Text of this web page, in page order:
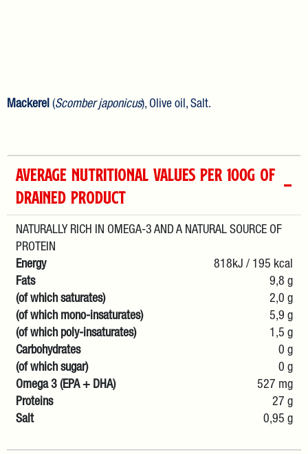
Mackerel (Scomber japonicus), Olive oil, Salt.
AVERAGE NUTRITIONAL VALUES PER 100G OF
DRAINED PRODUCT
NATURALLY RICH IN OMEGA-3 AND A NATURAL SOURCE OF
PROTEIN
Energy
818kJ / 195 kcal
Fats
9,8 g
(of which saturates)
2,0 g
(of which mono-insaturates)
5,9 g
(of which poly-insaturates)
1,5 g
Carbohydrates
0 g
(of which sugar)
0 g
Omega 3 (EPA + DHA)
527 mg
Proteins
27 g
Salt
0,95 g